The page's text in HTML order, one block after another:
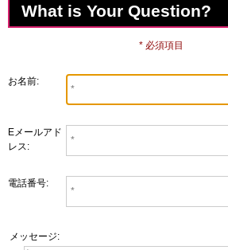
What is Your Question?
* 必須項目
お名前:
Eメールアド
レス:
電話番号:
メッセージ: